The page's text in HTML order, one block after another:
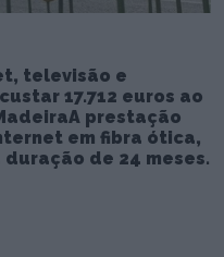
televisão e
17.712 euros ao
prestação
em fibra ótica,
de 24 meses.